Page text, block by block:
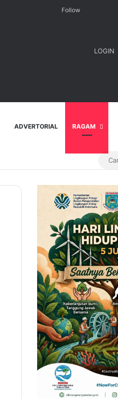
Follow
LOGIN
ADVERTORIAL RAGAM